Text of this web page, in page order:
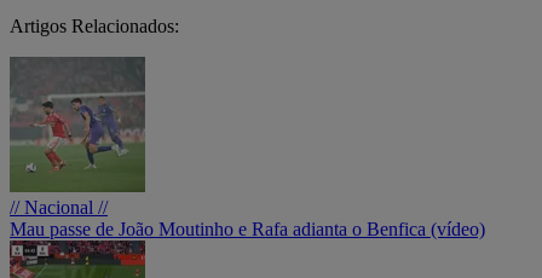
Artigos Relacionados:
// Nacional //
Mau passe de João Moutinho e Rafa adianta o Benfica (vídeo)